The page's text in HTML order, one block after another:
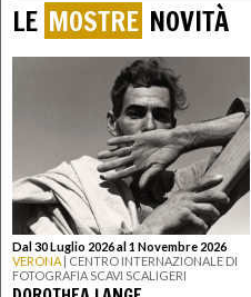
LE MOSTRE NOVITÀ
Dal 30 Luglio 2026 al 1 Novembre 2026
VERONA | CENTRO INTERNAZIONALE DI
FOTOGRAFIA SCAVI SCALIGERI